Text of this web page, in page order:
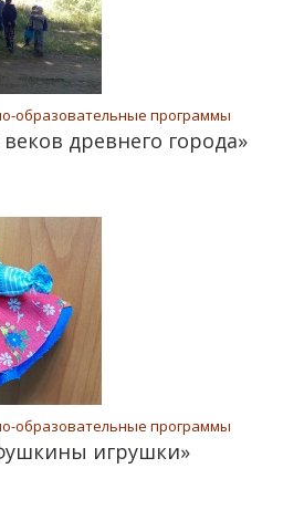
образовательные программы
древнего города»
образовательные программы
игрушки»